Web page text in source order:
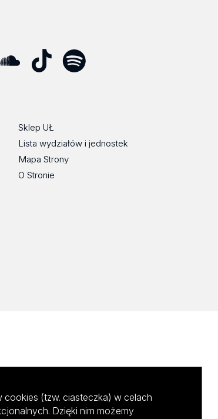
Sklep UŁ
Lista wydziałów i jednostek
Mapa Strony
O Stronie
(tzw. ciasteczka) w celach
Dzięki nim możemy